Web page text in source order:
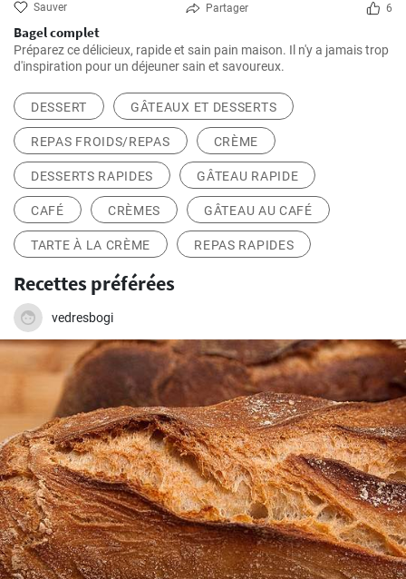
Sauver Partager 6
Bagel complet
Préparez ce délicieux, rapide et sain pain maison. Il n'y a jamais trop
d'inspiration pour un déjeuner sain et savoureux.
DESSERT GÂTEAUX ET DESSERTS
REPAS FROIDS/REPAS CRÈME
DESSERTS RAPIDES GÂTEAU RAPIDE
CAFÉ CRÈMES GÂTEAU AU CAFÉ
TARTE À LA CRÈME REPAS RAPIDES
Recettes préférées
vedresbogi